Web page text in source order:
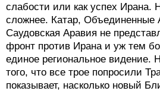
слабости или как успех Ирана.
сложнее. Катар, Объединенные
Саудовская Аравия не
фронт против Ирана и уж тем
единое региональное видение.
того, что все трое попросили
показывает, насколько новый